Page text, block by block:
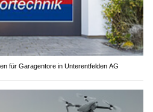
für Garagentore in Unterentfelden AG